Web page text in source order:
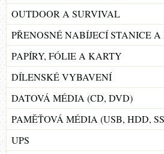
OUTDOOR A SURVIVAL
PŘENOSNÉ NABÍJECÍ STANICE A
PAPÍRY, FÓLIE A KARTY
DÍLENSKÉ VYBAVENÍ
DATOVÁ MÉDIA (CD, DVD)
PAMĚŤOVÁ MÉDIA (USB, HDD,
UPS